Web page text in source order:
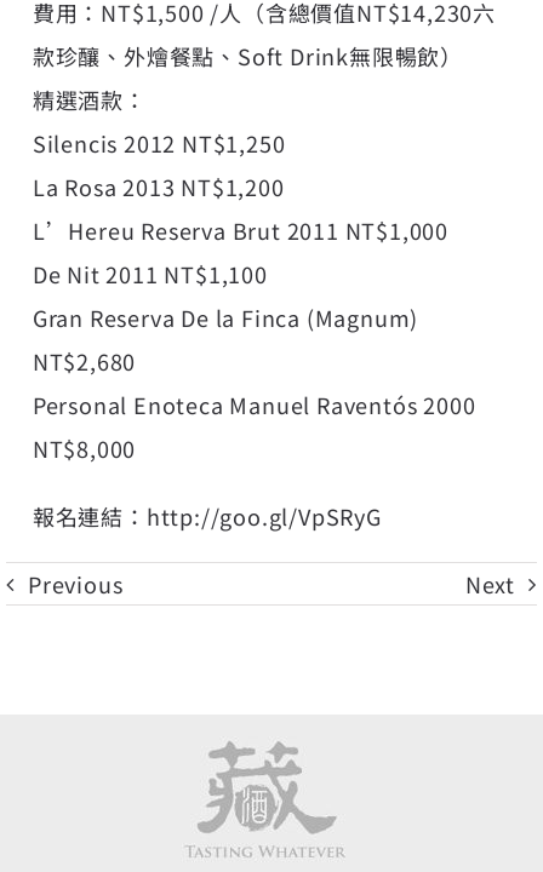
費用：NT$1,500 /人（含總價值NT$14,230六
款珍釀、外燴餐點、Soft Drink無限暢飲）
精選酒款：
Silencis 2012 NT$1,250
La Rosa 2013 NT$1,200
L’Hereu Reserva Brut 2011 NT$1,000
De Nit 2011 NT$1,100
Gran Reserva De la Finca (Magnum)
NT$2,680
Personal Enoteca Manuel Raventós 2000
NT$8,000
報名連結：http://goo.gl/VpSRyG
Previous Next